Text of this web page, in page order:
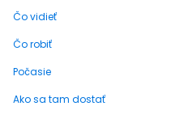
Čo vidieť
Čo robiť
Počasie
Ako sa tam dostať